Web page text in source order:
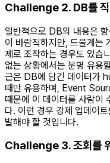
Challenge 2. DB를 직
일반적으로 DB의 내용은
이 바람직하지만, 드물게는
제로 조작하는 경우도 있습
없는 상황에서는 분명 유용
근은 DB에 담긴 데이터가
때만 유용하며, Event
때문에 이 데이터를 사람이
다. 이런 경우 강제 업데이
발해야 할 것입니다.
Challenge 3. 조회를